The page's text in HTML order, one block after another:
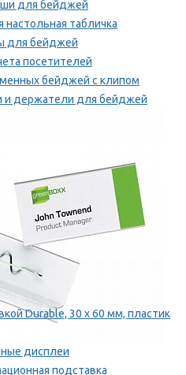
для бейджей
настольная табличка
для бейджей
посетителей
бейджей с клипом
и держатели для бейджей
Durable, 30 х 60 мм, пластик
дисплеи
подставка